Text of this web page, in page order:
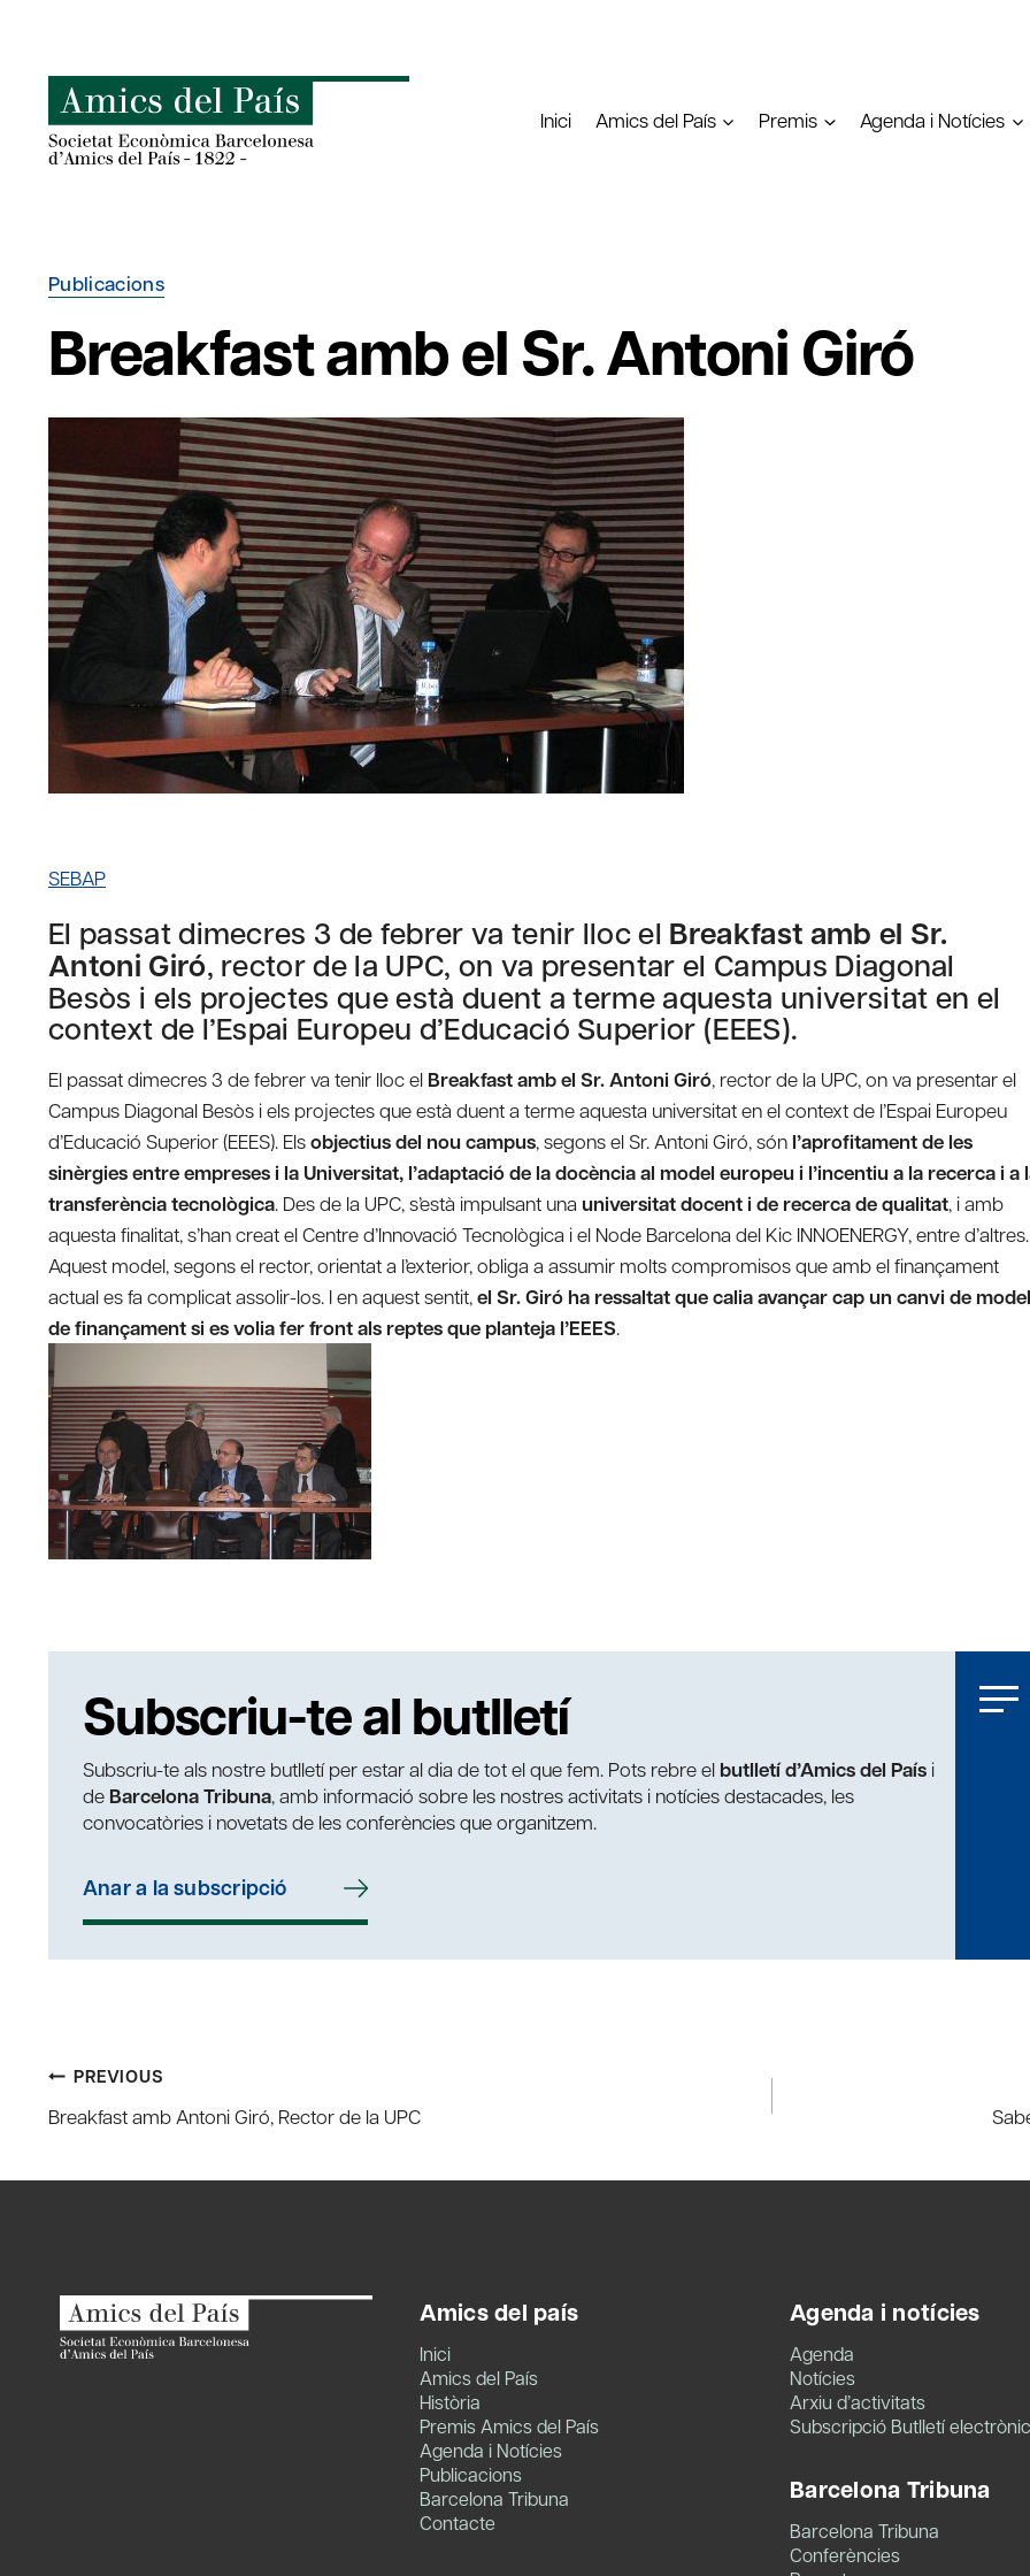
content
Inici
Amics del País Premis Agenda i Notícies
Publicacions
Breakfast amb el Sr. Antoni Giró
SEBAP
El passat dimecres 3 de febrer va tenir lloc el Breakfast amb el Sr.
Antoni Giró, rector de la UPC, on va presentar el Campus Diagonal
Besòs i els projectes que està duent a terme aquesta universitat en el
context de l’Espai Europeu d’Educació Superior (EEES).
El passat dimecres 3 de febrer va tenir lloc el Breakfast amb el Sr. Antoni Giró, rector de la UPC, on va presentar el
Campus Diagonal Besòs i els projectes que està duent a terme aquesta universitat en el context de l’Espai Europeu
d’Educació Superior (EEES). Elsobjectius del nou campus, segons el Sr. Antoni Giró, són l’aprofitament de les
sinèrgies entre empreses i la Universitat, l’adaptació de la docència al model europeu i l’incentiu a la recerca i a
transferència tecnològica. Des de la UPC, s’està impulsant una universitat docent i de recerca de qualitat, i amb
aquesta finalitat, s’han creat el Centre d’Innovació Tecnològica i el Node Barcelona del Kic INNOENERGY, entre d’altres.
Aquest model, segons el rector, orientat a l’exterior, obliga a assumir molts compromisos que amb el finançament
actual es fa complicat assolir-los. I en aquest sentit,el Sr. Giró ha ressaltat que calia avançar cap un canvi de model
de finançament si es volia fer front als reptes que planteja l’EEES.
Subscriu-te al butlletí
Subscriu-te als nostre butlletí per estar al dia de tot el que fem. Pots rebre el butlletí d’Amics del País i
de Barcelona Tribuna, amb informació sobre les nostres activitats i notícies destacades, les
convocatòries i novetats de les conferències que organitzem.
Anar a la subscripció
Post
navigation
PREVIOUS
Breakfast amb Antoni Giró, Rector de la UPC
Amics del país
Inici
Amics del País
Història
Premis Amics del País
Agenda i Notícies
Publicacions
Barcelona Tribuna
Contacte
Agenda i notícies
Agenda
Notícies
Arxiu d’activitats
Subscripció Butlletí electrònic
Barcelona Tribuna
Barcelona Tribuna
Conferències